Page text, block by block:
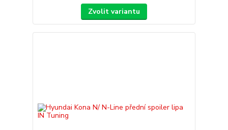
Zvolit variantu